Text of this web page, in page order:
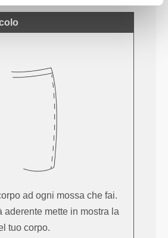
ad ogni mossa che fai.
aderente mette in mostra la
tuo corpo.